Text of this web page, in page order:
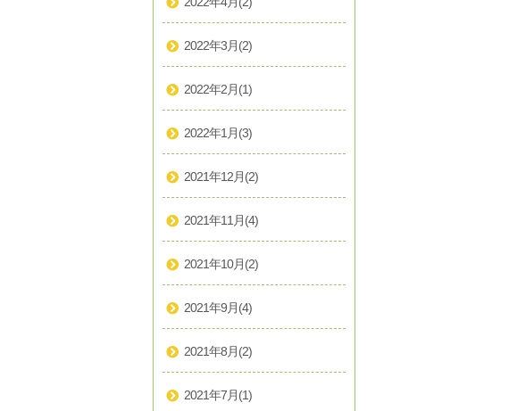
2022年3月(2)
2022年2月(1)
2022年1月(3)
2021年12月(2)
2021年11月(4)
2021年10月(2)
2021年9月(4)
2021年8月(2)
2021年7月(1)